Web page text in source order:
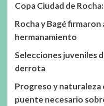
Copa Ciudad de
Rocha y Bagé
hermanamiento
Selecciones juveniles
derrota
Progreso y naturaleza
puente necesario